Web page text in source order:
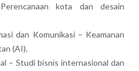
kota dan desain
dan Komunikasi – Keamanan
(AI).
– Studi bisnis internasional dan